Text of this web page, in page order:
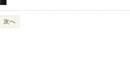
次へ